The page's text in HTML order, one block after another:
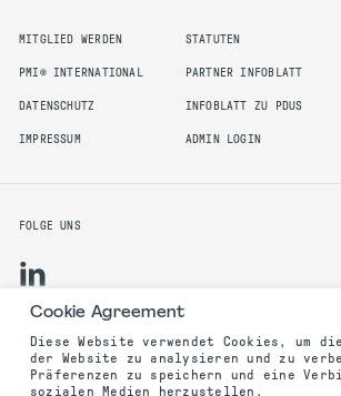
MITGLIED WERDEN
PMI® INTERNATIONAL
DATENSCHUTZ
IMPRESSUM
STATUTEN
PARTNER INFOBLATT
INFOBLATT ZU PDUS
ADMIN LOGIN
FOLGE UNS
©2025 PMI Austria Chapter. All rights reserved.
Cookie Agreement
Diese Website verwendet Cookies, um
der Website zu analysieren und zu
Präferenzen zu speichern und eine
sozialen Medien herzustellen.